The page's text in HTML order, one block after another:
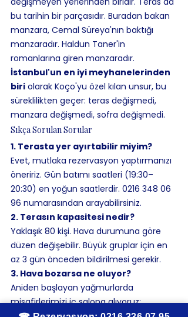
bu tarihin bir parçasıdır. Buradan bakan
manzara, Cemal Süreya'nın baktığı
manzaradır. Haldun Taner'in
romanlarına giren manzaradır.
İstanbul'un en iyi meyhanelerinden
biri olarak Koço'yu özel kılan unsur, bu
süreklilikten geçer: teras değişmedi,
manzara değişmedi, sofra değişmedi.
Sıkça Sorulan Sorular
1. Terasta yer ayırtabilir miyim?
Evet, mutlaka rezervasyon yaptırmanızı
öneririz. Gün batımı saatleri (19:30–
20:30) en yoğun saatlerdir. 0216 348 06
96 numarasından arayabilirsiniz.
2. Terasın kapasitesi nedir?
Yaklaşık 80 kişi. Hava durumuna göre
düzen değişebilir. Büyük gruplar için en
az 3 gün önceden bildirilmesi gerekir.
3. Hava bozarsa ne oluyor?
Aniden başlayan yağmurlarda
misafirlerimizi iç salona alıyoruz;